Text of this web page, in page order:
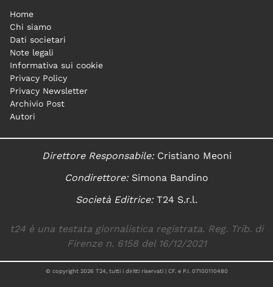
Home
Chi siamo
Dati societari
Note legali
Informativa sui cookie
Privacy Policy
Privacy Newsletter
Archivio Post
Autori
Direttore Responsabile:Cristiano Meoni
Condirettore:Simona Bandino
Società Editrice:T24 S.r.l.
t24 è una testata giornalistica registrata. Reg. Trib. di
Firenze n. 6158 del 16/12/2021
© copyright 2026 T24, tutti i diritti riservati | CF. e P.I. 07100110480